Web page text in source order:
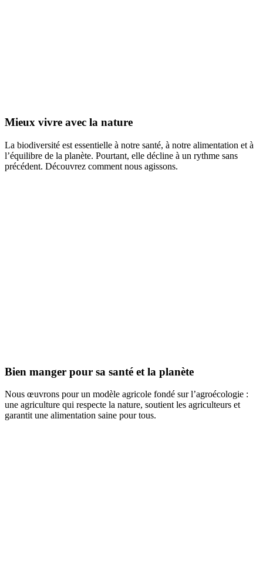
Mieux vivre avec la nature
La biodiversité est essentielle à notre santé, à notre alimentation et à
l’équilibre de la planète. Pourtant, elle décline à un rythme sans
précédent. Découvrez comment nous agissons.
Bien manger pour sa santé et la planète
Nous œuvrons pour un modèle agricole fondé sur l’agroécologie :
une agriculture qui respecte la nature, soutient les agriculteurs et
garantit une alimentation saine pour tous.